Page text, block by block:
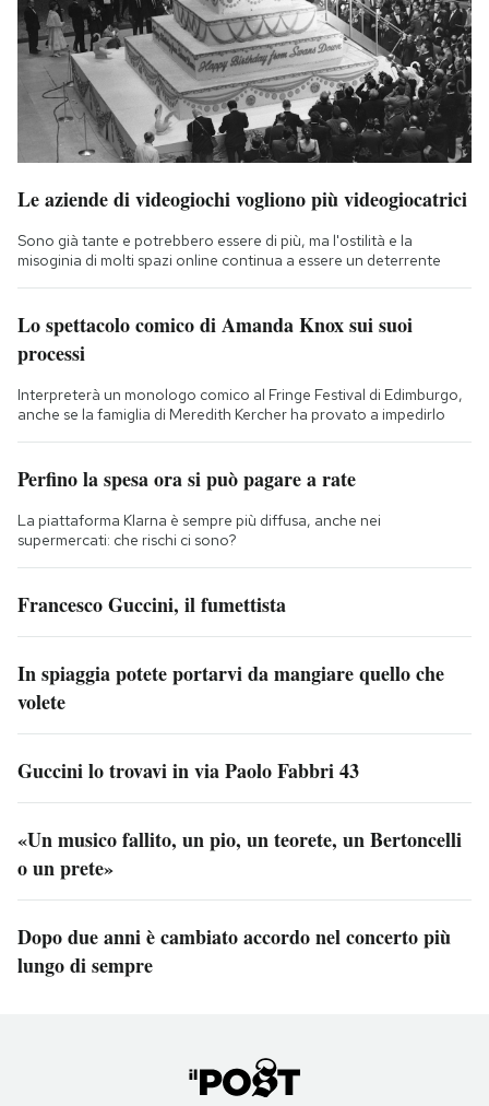
Le aziende di videogiochi vogliono più videogiocatrici
Sono già tante e potrebbero essere di più, ma l'ostilità e la
misoginia di molti spazi online continua a essere un deterrente
Lo spettacolo comico di Amanda Knox sui suoi
processi
Interpreterà un monologo comico al Fringe Festival di Edimburgo,
anche se la famiglia di Meredith Kercher ha provato a impedirlo
Perfino la spesa ora si può pagare a rate
La piattaforma Klarna è sempre più diffusa, anche nei
supermercati: che rischi ci sono?
Francesco Guccini, il fumettista
In spiaggia potete portarvi da mangiare quello che
volete
Guccini lo trovavi in via Paolo Fabbri 43
«Un musico fallito, un pio, un teorete, un Bertoncelli
o un prete»
Dopo due anni è cambiato accordo nel concerto più
lungo di sempre